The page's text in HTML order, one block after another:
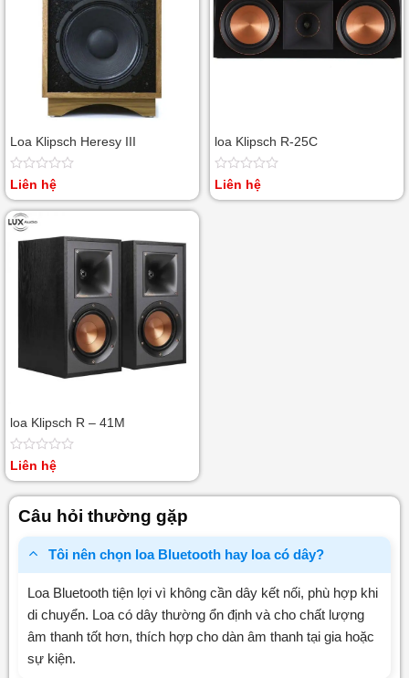
Loa Klipsch Heresy III
Được
hạng
0
5
sao
Liên hệ
loa Klipsch R-25C
Được
Liên hệ
loa Klipsch R – 41M
Được
0
Liên hệ
Câu hỏi thường gặp
Tôi nên chọn loa Bluetooth hay loa có dây?
Loa Bluetooth tiện lợi vì không cần dây kết nối, phù hợp khi
di chuyển. Loa có dây thường ổn định và cho chất lượng
âm thanh tốt hơn, thích hợp cho dàn âm thanh tại gia hoặc
sự kiện.